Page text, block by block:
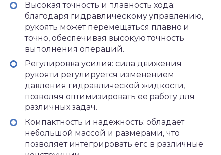
Высокая точность и плавность хода:
благодаря гидравлическому управлению,
рукоять может перемещаться плавно и
точно, обеспечивая высокую точность
выполнения операций.
Регулировка усилия: сила движения
рукояти регулируется изменением
давления гидравлической жидкости,
позволяя оптимизировать ее работу для
различных задач.
Компактность и надежность: обладает
небольшой массой и размерами, что
позволяет интегрировать его в различные